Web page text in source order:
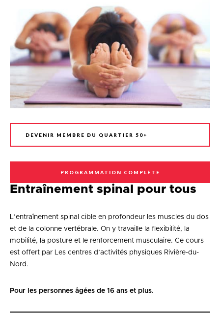
DEVENIR MEMBRE DU QUARTIER 50+
PROGRAMMATION COMPLÈTE
Entraînement spinal pour tous
L’entraînement spinal cible en profondeur les muscles du dos
et de la colonne vertébrale. On y travaille la flexibilité, la
mobilité, la posture et le renforcement musculaire. Ce cours
est offert par Les centres d’activités physiques Rivière-du-
Nord.
Pour les personnes âgées de 16 ans et plus.